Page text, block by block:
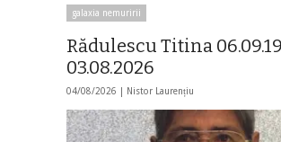
galaxia nemuririi
Rădulescu Titina
03.08.2026
04/08/2026 | Nistor Laurențiu